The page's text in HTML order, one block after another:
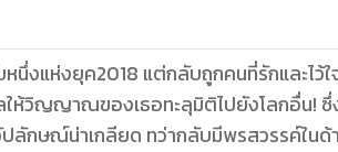
นึ่งแห่งยุค2018 แต่กลับถูกคนที่รักและไว้
ให้วิญญาณของเธอทะลุมิติไปยังโลกอื่น!
ลักษณ์น่าเกลียด ทว่ากลับมีพรสวรรค์ในด้